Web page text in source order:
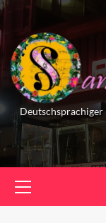
Skip
to
content
Menu